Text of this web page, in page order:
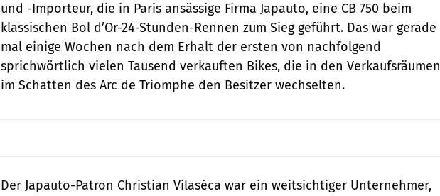
und -Importeur, die in Paris ansässige Firma Japauto, eine CB 750 beim
klassischen Bol d’Or-24-Stunden-Rennen zum Sieg geführt. Das war gerade
mal einige Wochen nach dem Erhalt der ersten von nachfolgend
sprichwörtlich vielen Tausend verkauften Bikes, die in den Verkaufsräumen
im Schatten des Arc de Triomphe den Besitzer wechselten.
Der Japauto-Patron Christian Vilaséca war ein weitsichtiger Unternehmer,